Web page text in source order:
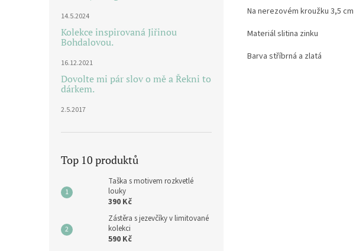
14.5.2024
Kolekce inspirovaná Jiřinou
Bohdalovou.
16.12.2021
Dovolte mi pár slov o mě a Řekni to
dárkem.
2.5.2017
Top 10 produktů
Taška s motivem rozkvetlé
louky
390 Kč
Zástěra s jezevčíky v limitované
kolekci
590 Kč
Na nerezovém kroužku 3,5 cm
Materiál slitina zinku
Barva stříbrná a zlatá